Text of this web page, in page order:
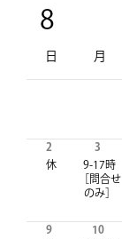
8
日 月
2 3
休
9-17時
［問合せ
のみ］
9 10